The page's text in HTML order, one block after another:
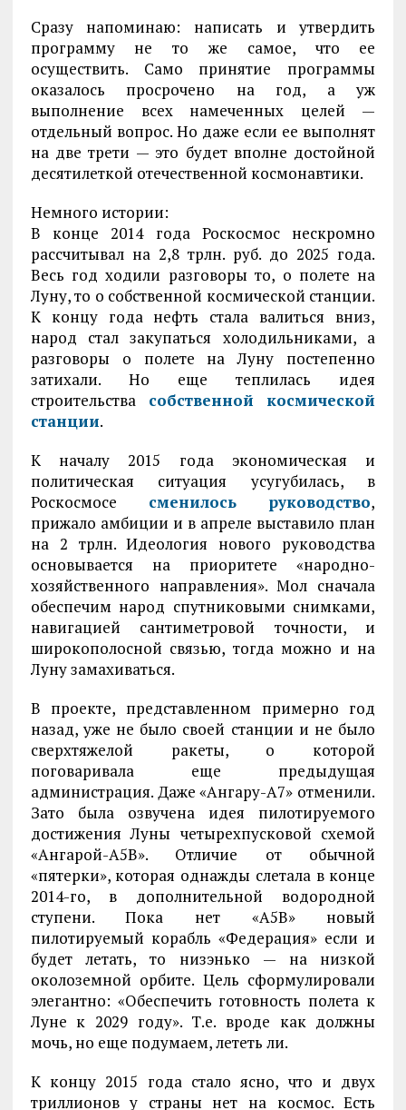
Сразу напоминаю: написать и утвердить
программу не то же самое, что ее
осуществить. Само принятие программы
оказалось просрочено на год, а уж
выполнение всех намеченных целей —
отдельный вопрос. Но даже если ее выполнят
на две трети — это будет вполне достойной
десятилеткой отечественной космонавтики.
Немного истории:
В конце 2014 года Роскосмос нескромно
рассчитывал на 2,8 трлн. руб. до 2025 года.
Весь год ходили разговоры то, о полете на
Луну, то о собственной космической станции.
К концу года нефть стала валиться вниз,
народ стал закупаться холодильниками, а
разговоры о полете на Луну постепенно
затихали. Но еще теплилась идея
строительства собственной космической
станции.
К началу 2015 года экономическая и
политическая ситуация усугубилась, в
Роскосмосе сменилось руководство,
прижало амбиции и в апреле выставило план
на 2 трлн. Идеология нового руководства
основывается на приоритете «народно-
хозяйственного направления». Мол сначала
обеспечим народ спутниковыми снимками,
навигацией сантиметровой точности, и
широкополосной связью, тогда можно и на
Луну замахиваться.
В проекте, представленном примерно год
назад, уже не было своей станции и не было
сверхтяжелой ракеты, о которой
поговаривала еще предыдущая
администрация. Даже «Ангару-А7» отменили.
Зато была озвучена идея пилотируемого
достижения Луны четырехпусковой схемой
«Ангарой-А5В». Отличие от обычной
«пятерки», которая однажды слетала в конце
2014-го, в дополнительной водородной
ступени. Пока нет «А5В» новый
пилотируемый корабль «Федерация» если и
будет летать, то низэнько — на низкой
околоземной орбите. Цель сформулировали
элегантно: «Обеспечить готовность полета к
Луне к 2029 году». Т.е. вроде как должны
мочь, но еще подумаем, лететь ли.
К концу 2015 года стало ясно, что и двух
триллионов у страны нет на космос. Есть